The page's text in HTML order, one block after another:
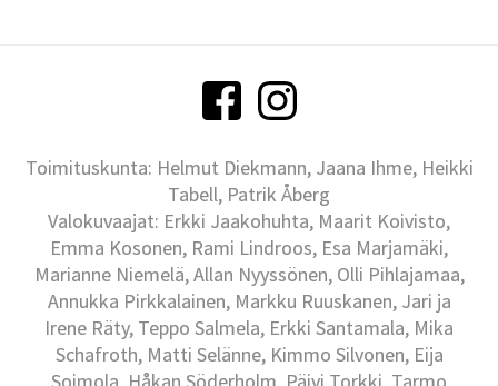
Toimituskunta: Helmut Diekmann, Jaana Ihme, Heikki
Tabell, Patrik Åberg
Valokuvaajat: Erkki Jaakohuhta, Maarit Koivisto,
Emma Kosonen, Rami Lindroos, Esa Marjamäki,
Marianne Niemelä, Allan Nyyssönen, Olli Pihlajamaa,
Annukka Pirkkalainen, Markku Ruuskanen, Jari ja
Irene Räty, Teppo Salmela, Erkki Santamala, Mika
Schafroth, Matti Selänne, Kimmo Silvonen, Eija